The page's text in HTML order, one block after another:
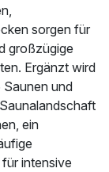
ab889,00 €
sorgen für
großzügige
Ergänzt wird
und
ein
intensive